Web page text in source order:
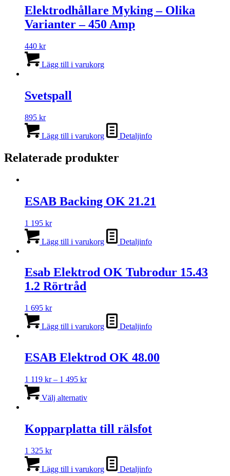
Elektrodhållare Myking – Olika
Varianter – 450 Amp
440 kr
Lägg till i varukorg
Svetspall
895 kr
Lägg till i varukorg Detaljinfo
Relaterade produkter
ESAB Backing OK 21.21
1 195 kr
Lägg till i varukorg Detaljinfo
Esab Elektrod OK Tubrodur 15.43
1.2 Rörtråd
1 695 kr
Lägg till i varukorg Detaljinfo
ESAB Elektrod OK 48.00
1 119 kr – 1 495 krPrisintervall:
119 kr
495 kr
Välj alternativhär
flera
varianter.
alternativen
kan
Kopparplatta till rälsfot
1 325 kr
Lägg till i varukorg Detaljinfo